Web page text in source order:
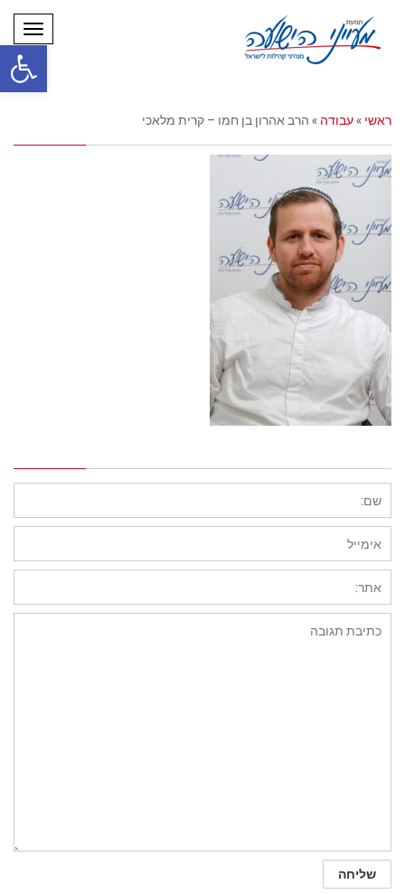
פתח
ראשי »עבודה » הרב אהרון בן חמו – קרית מלאכי